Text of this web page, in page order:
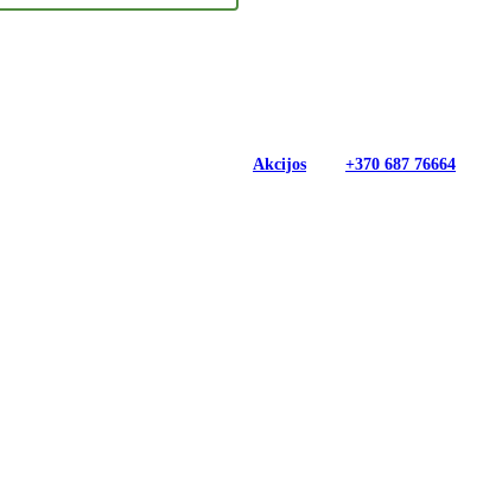
Akcijos +370 687 76664